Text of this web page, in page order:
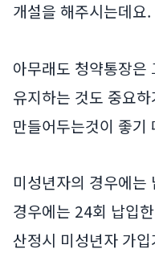
개설을 해주시는데요.
아무래도 청약통장은
유지하는 것도 중요
만들어두는것이 좋기
미성년자의 경우에
경우에는 24회 납입
산정시 미성년자 가